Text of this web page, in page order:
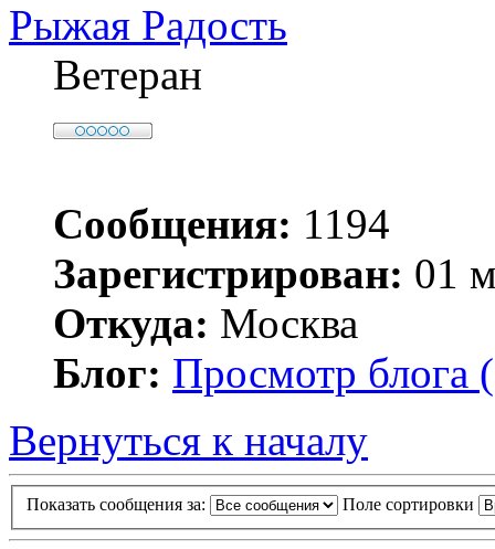
Рыжая Радость
Ветеран
Сообщения: 1194
Зарегистрирован: 01
Откуда: Москва
Блог: Просмотр блога
Вернуться к началу
Показать сообщения за: Поле сортировки